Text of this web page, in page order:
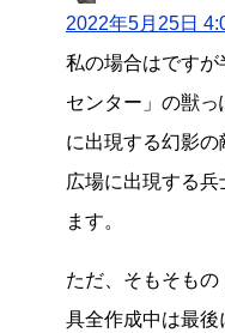
2022年5月25日
私の場合はです
センター」の獣
に出現する幻影
広場に出現する
ます。
ただ、そもそも
具全作成中は最